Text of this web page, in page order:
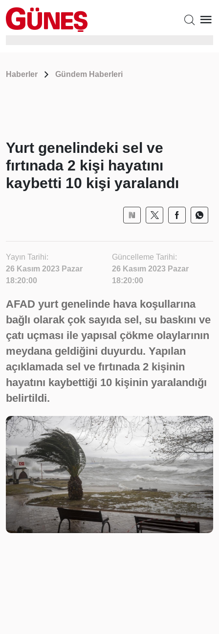
Haberler Gündem Haberleri
Yurt genelindeki sel ve
fırtınada 2 kişi hayatını
kaybetti 10 kişi yaralandı
Yayın Tarihi:
26 Kasım 2023 Pazar
18:20:00
Güncelleme Tarihi:
26 Kasım 2023 Pazar
18:20:00
AFAD yurt genelinde hava koşullarına
bağlı olarak çok sayıda sel, su baskını ve
çatı uçması ile yapısal çökme olaylarının
meydana geldiğini duyurdu. Yapılan
açıklamada sel ve fırtınada 2 kişinin
hayatını kaybettiği 10 kişinin yaralandığı
belirtildi.